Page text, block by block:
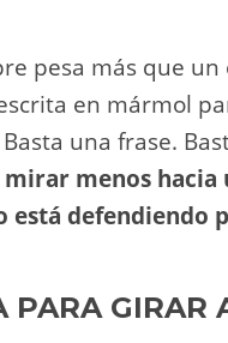
pesa más que
en mármol
una frase.
menos hacia
defendiendo
PARA GIRAR